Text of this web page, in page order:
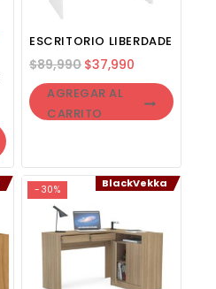
ESCRITORIO LIBERDADE
$89,990 $37,990
AGREGAR AL
CARRITO
-30% BlackVekka